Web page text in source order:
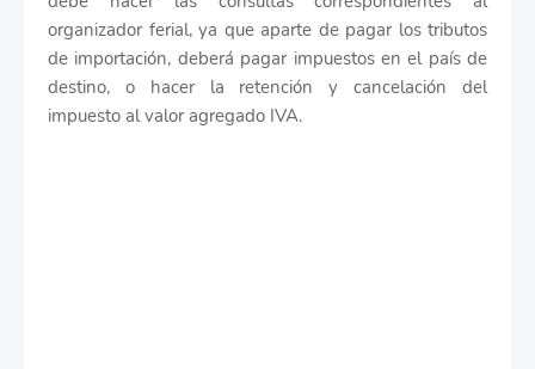
organizador ferial, ya que aparte de pagar los tributos
de importación, deberá pagar impuestos en el país de
destino, o hacer la retención y cancelación del
impuesto al valor agregado IVA.